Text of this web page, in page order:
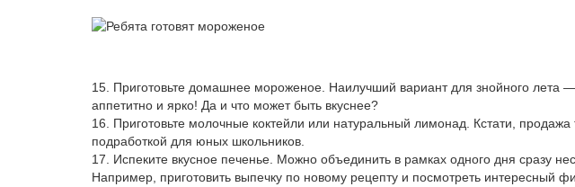
15. Приготовьте домашнее мороженое. Наилучший вариант для знойного лета
аппетитно и ярко! Да и что может быть вкуснее?
16. Приготовьте молочные коктейли или натуральный лимонад. Кстати, продажа
подработкой для юных школьников.
17. Испеките вкусное печенье. Можно объединить в рамках одного дня сразу
Например, приготовить выпечку по новому рецепту и посмотреть интересный